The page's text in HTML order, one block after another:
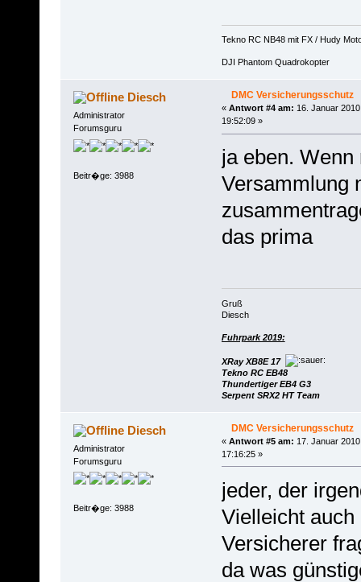
Tekno RC NB48 mit FX / Hudy
DJI Phantom Quadrokopter
Diesch
Administrator
Forumsguru
Beitr�ge: 3988
DMC Versicherungsschutz
« Antwort #4 am: 16. Januar
19:52:09 »
ja eben.
Versammlung
das prima
Gruß
Diesch
Fuhrpark 2019:
XRay XB8E 17
Tekno RC EB48
Thundertiger EB4 G3
Serpent SRX2 HT Team
Diesch
Administrator
Forumsguru
Beitr�ge: 3988
DMC Versicherungsschutz
« Antwort #5 am: 17. Januar
17:16:25 »
jeder, der
Vielleicht auch
Versicherer
da was